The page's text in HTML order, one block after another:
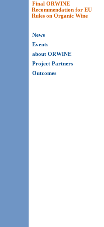
Final ORWINE
Recommendation for EU
Rules on Organic Wine
News
Events
about ORWINE
Project Partners
Outcomes